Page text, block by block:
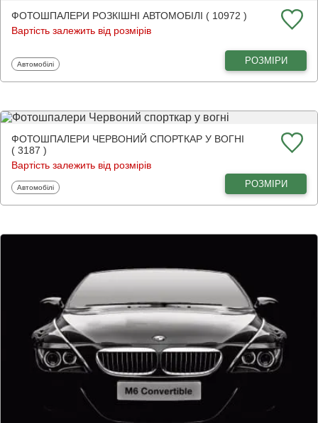
ФОТОШПАЛЕРИ РОЗКІШНІ АВТОМОБІЛІ ( 10972 )
Вартість залежить від розмірів
Фотошпалери
Автомобілі РОЗМІРИ
ФОТОШПАЛЕРИ ЧЕРВОНИЙ СПОРТКАР У ВОГНІ
( 3187 )
Вартість залежить від розмірів
Фотошпалери
Автомобілі РОЗМІРИ